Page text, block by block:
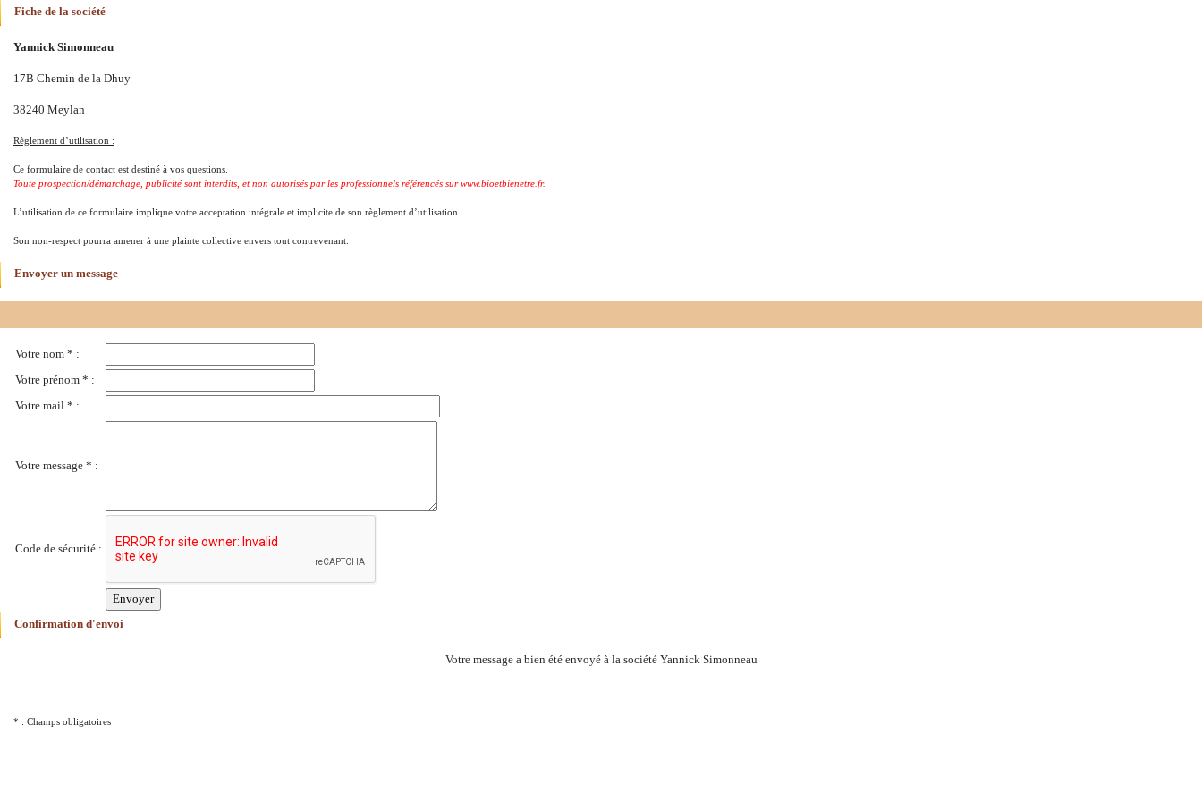
Fiche de la société
Yannick Simonneau
17B Chemin de la Dhuy
38240 Meylan
Règlement d’utilisation :
Ce formulaire de contact est destiné à vos questions.
Toute prospection/démarchage, publicité sont interdits, et non autorisés par les professionnels référencés sur www.bioetbienetre.fr.
L’utilisation de ce formulaire implique votre acceptation intégrale et implicite de son règlement d’utilisation.
Son non-respect pourra amener à une plainte collective envers tout contrevenant.
Envoyer un message
Votre nom * :
Votre prénom * :
Votre mail * :
Votre message * :
Code de sécurité :
Confirmation d'envoi
Votre message a bien été envoyé à la société Yannick Simonneau
* : Champs obligatoires